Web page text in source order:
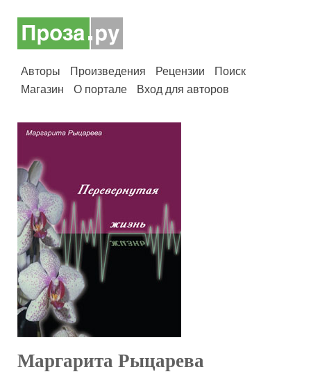
Авторы Произведения Рецензии
Поиск
Магазин
О портале Вход для авторов
Маргарита Рыцарева